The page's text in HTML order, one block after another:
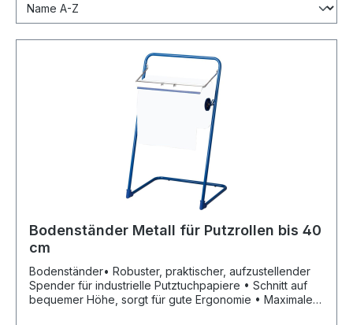
Bodenständer Metall für Putzrollen bis 40
cm
Bodenständer• Robuster, praktischer, aufzustellender
Spender für industrielle Putztuchpapiere • Schnitt auf
bequemer Höhe, sorgt für gute Ergonomie • Maximale